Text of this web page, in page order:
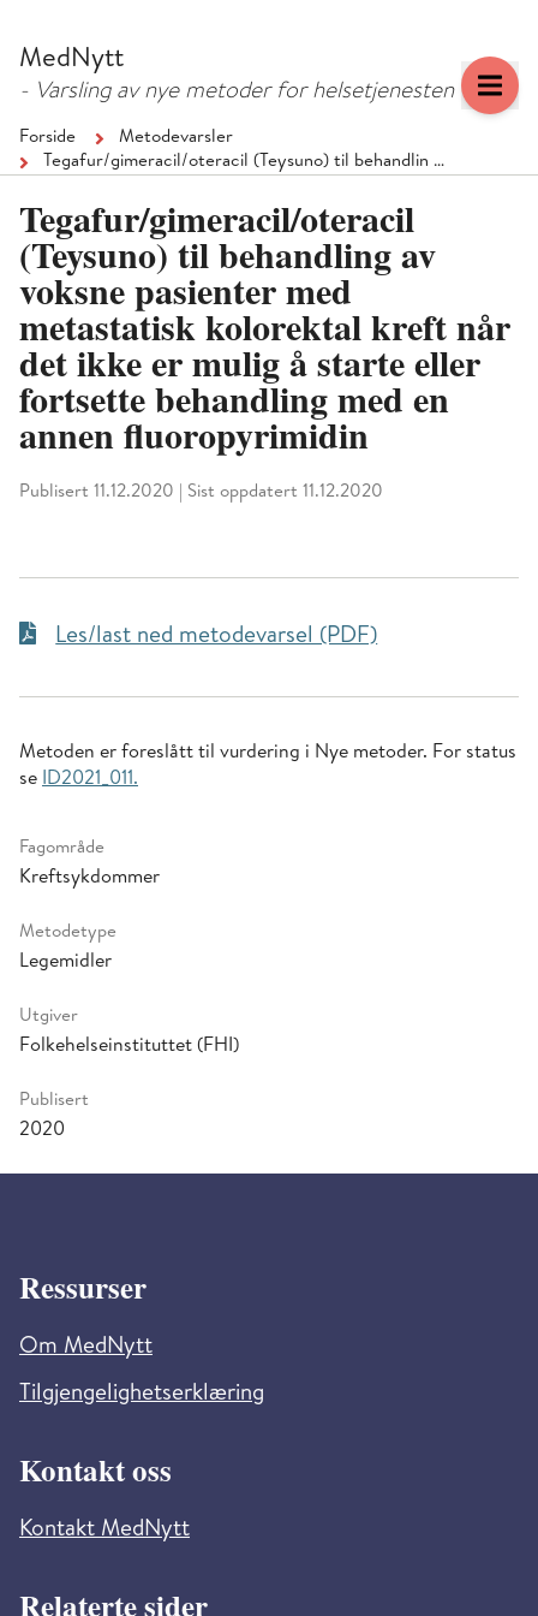
MedNytt
- Varsling av nye metoder for helsetjenesten
Forside
Metodevarsler
Tegafur/gimeracil/oteracil (Teysuno) til behandlin …
Tegafur/gimeracil/oteracil
(Teysuno) til behandling av
voksne pasienter med
metastatisk kolorektal kreft når
det ikke er mulig å starte eller
fortsette behandling med en
annen fluoropyrimidin
Publisert 11.12.2020 Sist oppdatert 11.12.2020
Les/last ned metodevarsel (PDF)
Metoden er foreslått til vurdering i Nye metoder. For status
se ID2021_011.
Fagområde
Kreftsykdommer
Metodetype
Legemidler
Utgiver
Folkehelseinstituttet (FHI)
Publisert
2020
Ressurser
Om MedNytt
Tilgjengelighetserklæring
Kontakt oss
Kontakt MedNytt
Relaterte sider